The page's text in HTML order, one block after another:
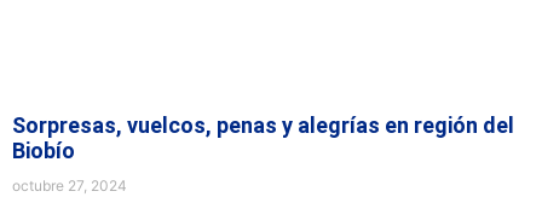
Sorpresas, vuelcos, penas y alegrías en región del
Biobío
octubre 27, 2024